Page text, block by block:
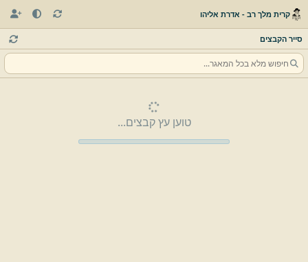
קרית מלך רב - אדרת אליהו
סייר הקבצים
טוען עץ קבצים...